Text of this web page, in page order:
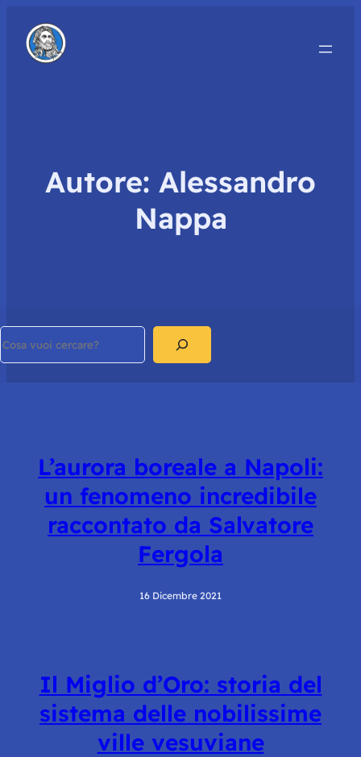
Autore: Alessandro
Nappa
L’aurora boreale a Napoli:
un fenomeno incredibile
raccontato da Salvatore
Fergola
16 Dicembre 2021
Il Miglio d’Oro: storia del
sistema delle nobilissime
ville vesuviane